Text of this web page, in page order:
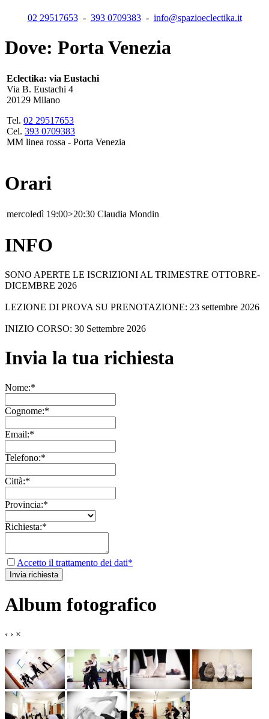
02 29517653- 393 0709383- info@spazioeclectika.it
Dove: Porta Venezia
Eclectika: via Eustachi
Via B. Eustachi 4
20129 Milano
Tel. 02 29517653
Cel. 393 0709383
MM linea rossa - Porta Venezia
Orari
mercoledì 19:00>20:30 Claudia Mondin
INFO
SONO APERTE LE ISCRIZIONI AL TRIMESTRE OTTOBRE-
DICEMBRE 2026
LEZIONE DI PROVA SU PRENOTAZIONE: 23 settembre 2026
INIZIO CORSO: 30 Settembre 2026
Invia la tua richiesta
Nome:*
Cognome:*
Email:*
Telefono:*
Città:*
Provincia:*
Richiesta:*
Accetto il trattamento dei dati*
Album fotografico
‹ › ×